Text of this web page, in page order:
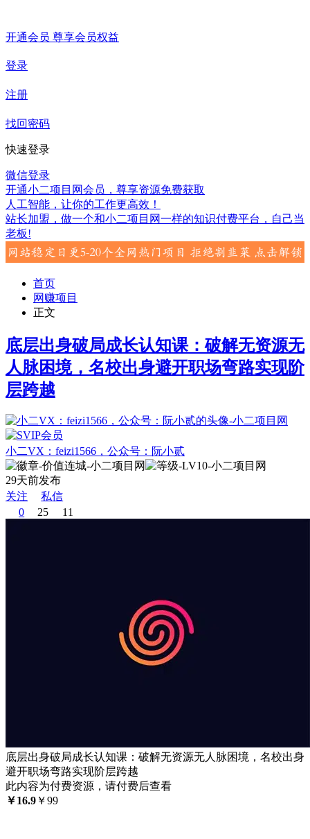
开通会员 尊享会员权益
登录
注册
找回密码
快速登录
微信登录
开通小二项目网会员，尊享资源免费获取
人工智能，让你的工作更高效！
站长加盟，做一个和小二项目网一样的知识付费平台，自己当
老板!
首页
网赚项目
正文
底层出身破局成长认知课：破解无资源无
人脉困境，名校出身避开职场弯路实现阶
层跨越
小二VX：feizi1566，公众号：阮小贰
29天前发布
关注
私信
0
25 11
底层出身破局成长认知课：破解无资源无人脉困境，名校出身
避开职场弯路实现阶层跨越
此内容为付费资源，请付费后查看
￥16.9 ￥99